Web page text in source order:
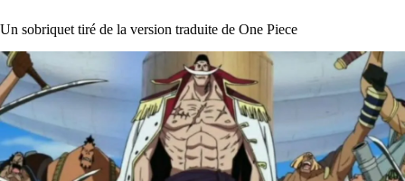
Un sobriquet tiré de la version traduite de One Piece